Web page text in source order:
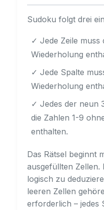
Sudoku folgt drei
✓ Jede Zeile muss
Wiederholung
✓ Jede Spalte
Wiederholung
✓ Jedes der neun
die Zahlen 1-9
enthalten.
Das Rätsel beginnt
ausgefüllten Zellen.
logisch zu
leeren Zellen
erforderlich – jedes